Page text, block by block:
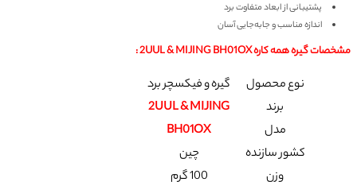
پشتیبانی از ابعاد متفاوت برد
اندازه مناسب و جابه‌جایی آسان
گیره همه کاره 2UUL & MIJING BH01OX :
نوع محصول
گیره و فیکسچر برد
2UUL & MIJING
BH01OX
کشور سازنده